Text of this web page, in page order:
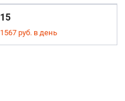
15
1567 руб. в день